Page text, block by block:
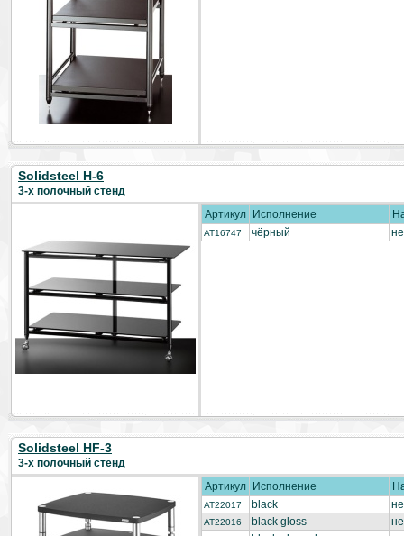
Solidsteel H-6
3-х полочный стенд
Артикул
Исполнение
AT16747 чёрный
Solidsteel HF-3
3-х полочный стенд
Артикул
Исполнение
AT22017 black
AT22016 black gloss